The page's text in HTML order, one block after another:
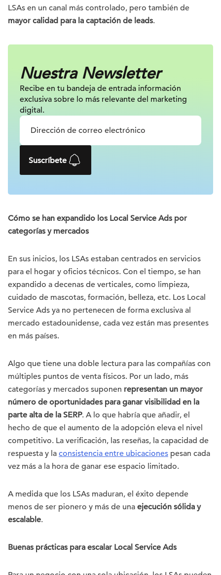
LSAs en un canal más controlado, pero también de
mayor calidad para la captación de leads.
Nuestra Newsletter
Recibe en tu bandeja de entrada información
exclusiva sobre lo más relevante del marketing
digital.
Suscríbete
Cómo se han expandido los Local Service Ads por
categorías y mercados
En sus inicios, los LSAs estaban centrados en servicios
para el hogar y oficios técnicos. Con el tiempo, se han
expandido a decenas de verticales, como limpieza,
cuidado de mascotas, formación, belleza, etc. Los Local
Service Ads ya no pertenecen de forma exclusiva al
mercado estadounidense, cada vez están mas presentes
en más países.
Algo que tiene una doble lectura para las compañías con
múltiples puntos de venta físicos. Por un lado, más
categorías y mercados suponen representan un mayor
número de oportunidades para ganar visibilidad en la
parte alta de la SERP. A lo que habría que añadir, el
hecho de que el aumento de la adopción eleva el nivel
competitivo. La verificación, las reseñas, la capacidad de
respuesta y la consistencia entre ubicaciones pesan cada
vez más a la hora de ganar ese espacio limitado.
A medida que los LSAs maduran, el éxito depende
menos de ser pionero y más de una ejecución sólida y
escalable.
Buenas prácticas para escalar Local Service Ads